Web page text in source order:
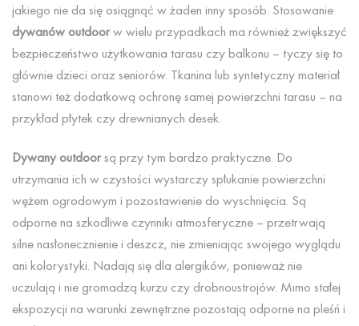
jakiego nie da się osiągnąć w żaden inny sposób. Stosowanie
dywanów outdoorw wielu przypadkach ma również zwiększyć
bezpieczeństwo użytkowania tarasu czy balkonu – tyczy się to
głównie dzieci oraz seniorów. Tkanina lub syntetyczny materiał
stanowi też dodatkową ochronę samej powierzchni tarasu – na
przykład płytek czy drewnianych desek.
Dywany outdoorsą przy tym bardzo praktyczne. Do
utrzymania ich w czystości wystarczy spłukanie powierzchni
wężem ogrodowym i pozostawienie do wyschnięcia. Są
odporne na szkodliwe czynniki atmosferyczne – przetrwają
silne nasłonecznienie i deszcz, nie zmieniając swojego wyglądu
ani kolorystyki. Nadają się dla alergików, ponieważ nie
uczulają i nie gromadzą kurzu czy drobnoustrojów. Mimo stałej
ekspozycji na warunki zewnętrzne pozostają odporne na pleśń i